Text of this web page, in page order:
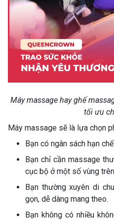
Máy massage hay ghế
tối ưu
Máy massage sẽ là lựa chọn
Bạn có ngân sách hạn
Bạn chỉ cần massage
cục bộ ở một số vùng
Bạn thường xuyên di
gọn, dễ dàng mang theo.
Bạn không có nhiều